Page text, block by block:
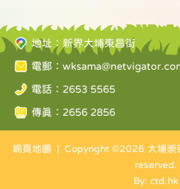
地址：新界大埔東昌街
電郵：
電話：2653 5565
傳真：2656 2856
網頁地圖 | Copyright ©2026 大埔崇
reserved.
By: ctd.hk